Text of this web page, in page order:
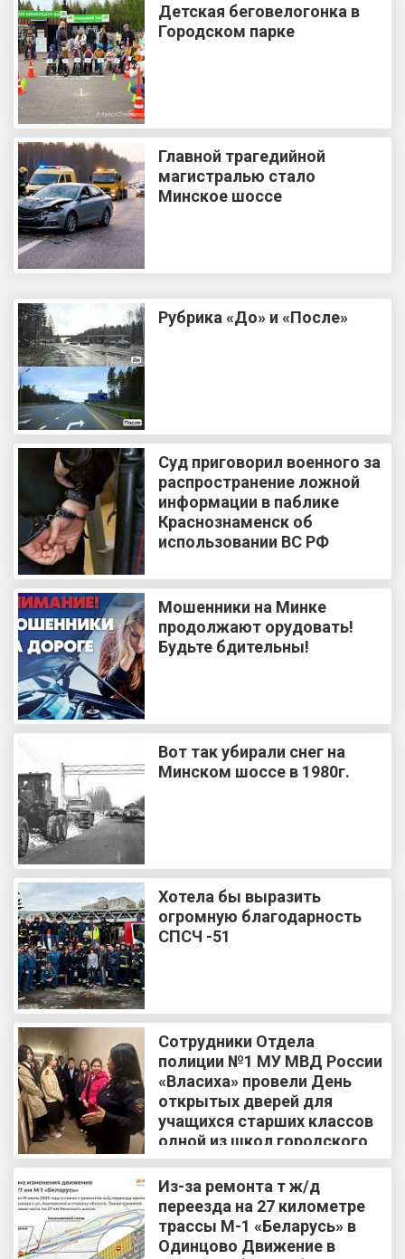
Детская беговелогонка в
Городском парке
Главной трагедийной
магистралью стало
Минское шоссе
Рубрика «До» и «После»
Суд приговорил военного за
распространение ложной
информации в паблике
Краснознаменск об
использовании ВС РФ
Мошенники на Минке
продолжают орудовать!
Будьте бдительны!
Вот так убирали снег на
Минском шоссе в 1980г.
Хотела бы выразить
огромную благодарность
СПСЧ -51
Сотрудники Отдела
полиции №1 МУ МВД России
«Власиха» провели День
открытых дверей для
учащихся старших классов
одной из школ городского
округа Краснознаменск
Из-за ремонта т ж/д
переезда на 27 километре
трассы М-1 «Беларусь» в
Одинцово Движение в